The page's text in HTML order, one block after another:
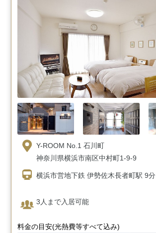
Y-ROOM No.1 石川町
神奈川県横浜市南区中村町1-9-9
横浜市営地下鉄 伊勢佐木長者町駅 9分
3人まで入居可能
料金の目安(光熱費等すべて込み)